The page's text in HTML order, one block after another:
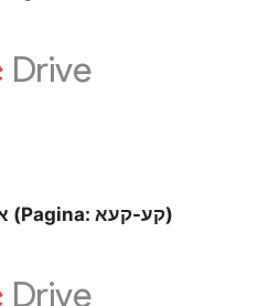
Lettere א – ב (Pagina: קע-קעא)